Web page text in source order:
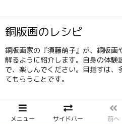
銅版画のレシピ
銅版画家の『須藤萌子』が、銅版画
解るように紹介します。自身の体験
で、楽しんでください。目指すは、
てもらうことです。
メニュー サイドバー 前へ